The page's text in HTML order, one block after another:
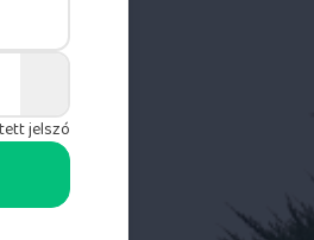
jelszó